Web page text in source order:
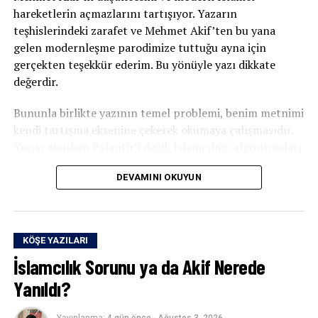
hareketlerin açmazlarını tartışıyor. Yazarın
teşhislerindeki zarafet ve Mehmet Akif’ten bu yana
gelen modernleşme parodimize tuttuğu ayna için
gerçekten teşekkür ederim. Bu yönüyle yazı dikkate
değerdir.
Bununla birlikte yazının temel problemi, benim metnimi
kendi tartışma eksenine çekerek okumaya çalışmasıdır.
değil, Mehmet Âkif’i; veri sömürgeciliğini değil,
Müslümanların tarihsel muhasebesini merkeze alıyor.
ıskalanmış oluyor.
Bugün CIA’nın, Pentagon’un, NATO’nun, İsrail’in ve
büyük teknoloji şirketlerinin birlikte kurduğu veri
egemenliğini anlamadan ne İslamcılığı eleştirebiliriz ne
de liberalizmi, sosyalizmi savunabiliriz.
DEVAMINI OKUYUN
KÖŞE YAZILARI
İslamcılık Sorunu ya da Akif Nerede
Yanıldı?